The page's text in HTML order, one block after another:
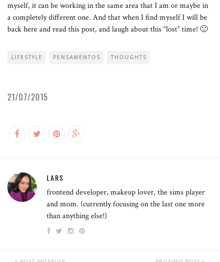
myself, it can be working in the same area that I am or maybe in
a completely different one. And that when I find myself I will be
back here and read this post, and laugh about this “lost” time! 🙂
LIFESTYLE PENSAMENTOS THOUGHTS
21/07/2015
LARS
frontend developer, makeup lover, the sims player
and mom. (currently focusing on the last one more
than anything else!)